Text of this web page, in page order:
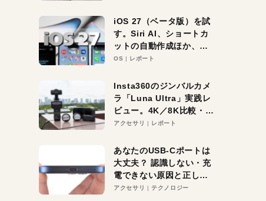
iOS 27（ベータ版）を試
す。Siri AI、ショートカ
ットの自動作成ほか、期
待大の便利機能5選。
る未来はすぐそこ！
OS レポート
Insta360のジンバルカメ
ラ「Luna Ultra」実践レ
ビュー。4K／8K比較・ズ
ーム・夜間撮影をチェッ
アクセサリ レポート
あなたのUSB-Cポートは
大丈夫？ 認識しない・充
電できない原因と正しい
対策
アクセサリ テクノロジー